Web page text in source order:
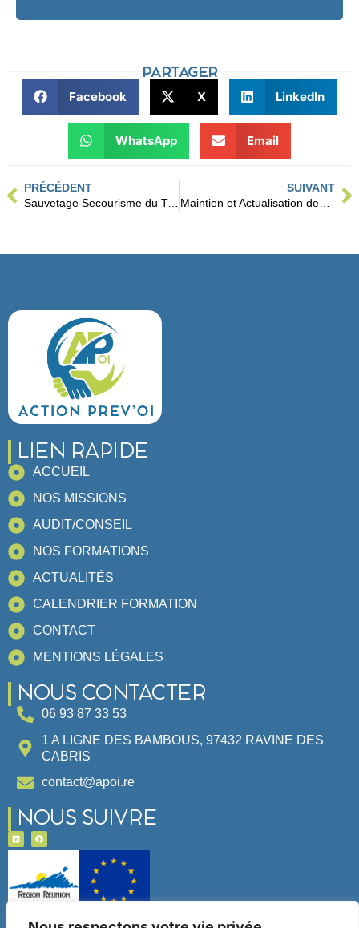
PARTAGER
Facebook X LinkedIn
WhatsApp Email
PRÉCÉDENT
Sauvetage Secourisme du Travail
SUIVANT
Maintien et Actualisation des Compétences du Sauveteur Secouriste du Travail
LIEN RAPIDE
ACCUEIL
NOS MISSIONS
AUDIT/CONSEIL
NOS FORMATIONS
ACTUALITÉS
CALENDRIER FORMATION
CONTACT
MENTIONS LÉGALES
NOUS CONTACTER
06 93 87 33 53
1 A LIGNE DES BAMBOUS, 97432 RAVINE DES
CABRIS
contact@apoi.re
NOUS SUIVRE
Ce site a été financé par l’Union Européenne dans le